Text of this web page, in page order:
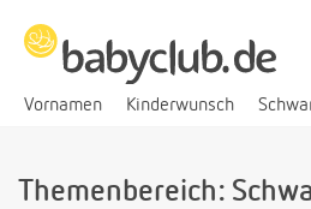
Vornamen Kinderwunsch
Themenbereich: